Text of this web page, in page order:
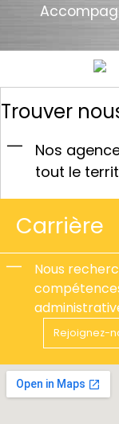
Trouver
Nos
tout le
Carrière
Nous
Rejoignez-